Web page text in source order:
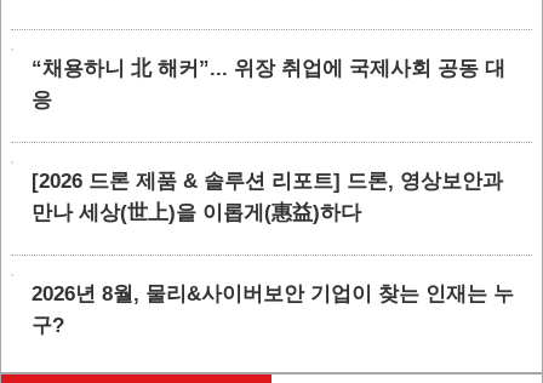
“채용하니 北 해커”... 위장 취업에 국제사회 공동 대
응
[2026 드론 제품 & 솔루션 리포트] 드론, 영상보안과
만나 세상(世上)을 이롭게(惠益)하다
2026년 8월, 물리&사이버보안 기업이 찾는 인재는 누
구?